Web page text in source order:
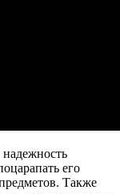
его
Также